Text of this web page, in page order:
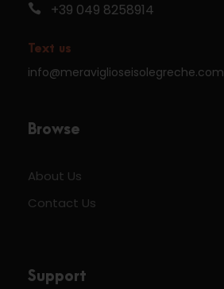
+39 049 8258914
Text us
info@meraviglioseisolegreche.com
Browse
About Us
Contact Us
Support